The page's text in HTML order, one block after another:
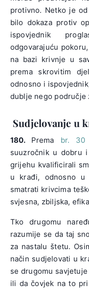
protivno. Netko je
bilo dokaza protiv
ispovjednik
odgovarajuću
na bazi krivnje u
prema skrovitim
odnosno i
dublje nego područje
Sudjelovanje u
180. Prema br. 30
suuzročnik u dobru
grijehu kvalificirali
u krađi, odnosno u
smatrati krivcima
svjesna, zbiljska,
Tko drugomu
razumije se da taj
za nastalu štetu.
način sudjelovati u
se drugomu
ili da čovjek na to